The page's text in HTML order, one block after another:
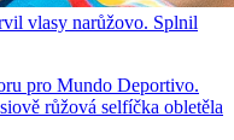
vlasy narůžovo. Splnil
pro Mundo Deportivo.
růžová selfíčka obletěla